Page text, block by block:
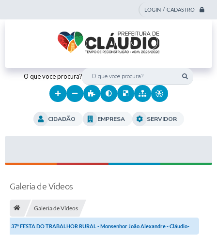
LOGIN / CADASTRO
O que voce procura?
CIDADÃO EMPRESA SERVIDOR
Galeria de Vídeos
Galeria de Vídeos
37ª FESTA DO TRABALHOR RURAL - Monsenhor João Alexandre - Cláudio-